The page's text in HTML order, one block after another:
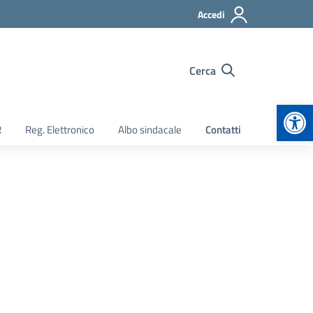
Accedi
Cerca
Reg. Elettronico Albo sindacale Contatti